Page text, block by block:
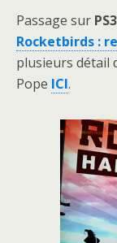
Passage sur PS3
Rocketbirds :
plusieurs détail
Pope ICI.